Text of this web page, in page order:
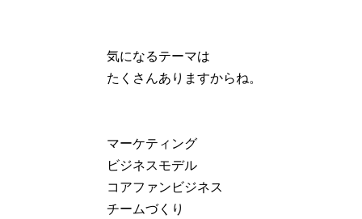
気になるテーマは
たくさんありますからね。
マーケティング
ビジネスモデル
コアファンビジネス
チームづくり